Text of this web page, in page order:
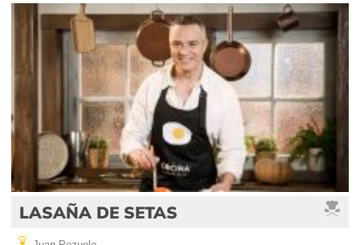
LASAÑA DE SETAS